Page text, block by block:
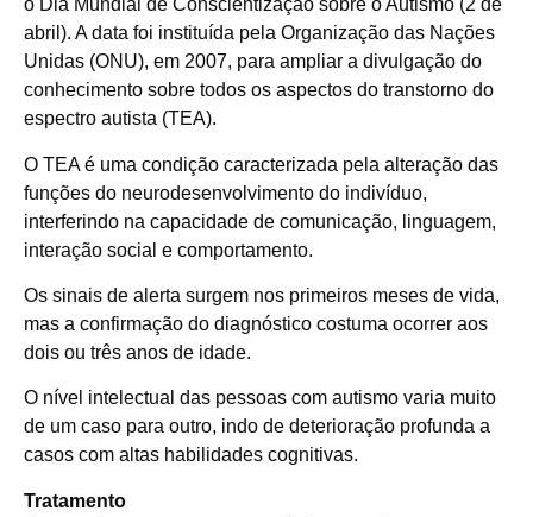
o Dia Mundial de Conscientização sobre o Autismo (2 de
abril). A data foi instituída pela Organização das Nações
Unidas (ONU), em 2007, para ampliar a divulgação do
conhecimento sobre todos os aspectos do transtorno do
espectro autista (TEA).
O TEA é uma condição caracterizada pela alteração das
funções do neurodesenvolvimento do indivíduo,
interferindo na capacidade de comunicação, linguagem,
interação social e comportamento.
Os sinais de alerta surgem nos primeiros meses de vida,
mas a confirmação do diagnóstico costuma ocorrer aos
dois ou três anos de idade.
O nível intelectual das pessoas com autismo varia muito
de um caso para outro, indo de deterioração profunda a
casos com altas habilidades cognitivas.
Tratamento